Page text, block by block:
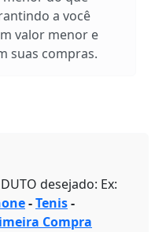
a você
valor menor e
suas compras.
desejado: Ex:
-Tenis-
Compra